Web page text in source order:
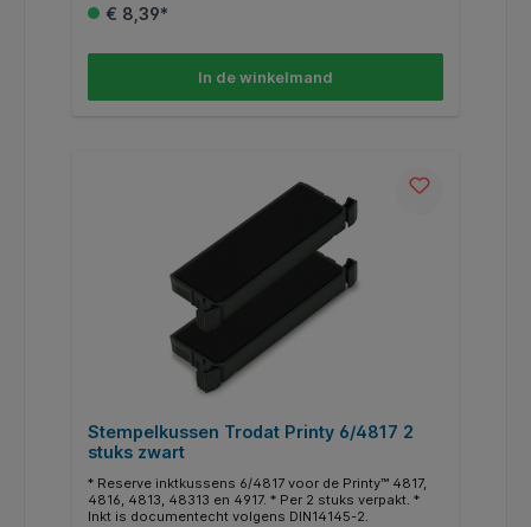
€ 8,39*
In de winkelmand
Stempelkussen Trodat Printy 6/4817 2
stuks zwart
* Reserve inktkussens 6/4817 voor de Printy™ 4817,
4816, 4813, 48313 en 4917. * Per 2 stuks verpakt. *
Inkt is documentecht volgens DIN14145-2.